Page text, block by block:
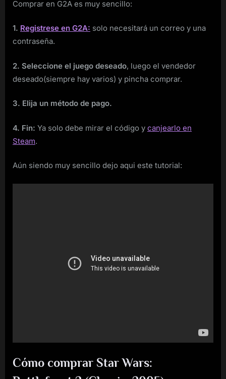
Comprar en G2A es muy sencillo:
1. Registrese en G2A: solo necesitará un correo y una
contraseña.
2. Seleccione el juego deseado, luego el vendedor
deseado(siempre hay varios) y pincha comprar.
3. Elija un método de pago.
4. Fin: Ya solo debe mirar el código y canjearlo en
Steam.
Aún siendo muy sencillo dejo aqui este tutorial:
Cómo comprar Star Wars: